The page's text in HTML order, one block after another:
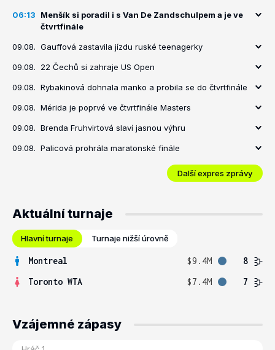
06:13
Menšík si poradil i s Van De Zandschulpem a je ve
čtvrtfinále
09.08. Gauffová zastavila jízdu ruské teenagerky
09.08. 22 Čechů si zahraje US Open
09.08. Rybakinová dohnala manko a probila se do čtvrtfinále
09.08. Mérida je poprvé ve čtvrtfinále Masters
09.08. Brenda Fruhvirtová slaví jasnou výhru
09.08. Palicová prohrála maratonské finále
Další expres zprávy
Aktuální turnaje
Hlavní turnaje Turnaje nižší úrovně
Montreal $9.4M
8
Toronto WTA
$7.4M 7
Vzájemné zápasy